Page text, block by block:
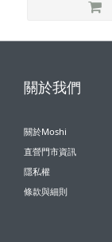
關於我們
關於Moshi
直營門市資訊
隱私權
條款與細則